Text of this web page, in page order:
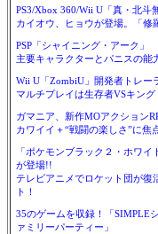
PS3/Xbox 360/Wii U「真・北斗
カイオウ、ヒョウが登場。「修
PSP「シャイニング・アーク」
主要キャラクターとパニスの能
Wii U「ZombiU」開発者トレー
マルチプレイは生存者VSキン
ガマニア、新作MOアクション
カワイイ＋“戦闘の楽しさ”に焦
「ポケモンブラック２・ホワ
が登場!!
テレビアニメでロケット団が復
ト！
35のゲームを収録！「SIMPLE
ァミリーパーティー」